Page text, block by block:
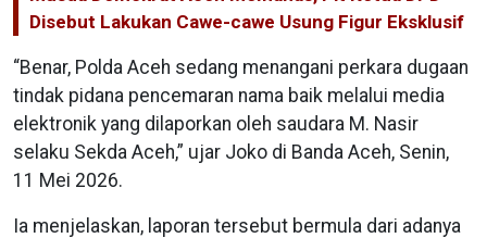
Disebut Lakukan Cawe-cawe Usung Figur Eksklusif
“Benar, Polda Aceh sedang menangani perkara dugaan
tindak pidana pencemaran nama baik melalui media
elektronik yang dilaporkan oleh saudara M. Nasir
selaku Sekda Aceh,” ujar Joko di Banda Aceh, Senin,
11 Mei 2026.
Ia menjelaskan, laporan tersebut bermula dari adanya